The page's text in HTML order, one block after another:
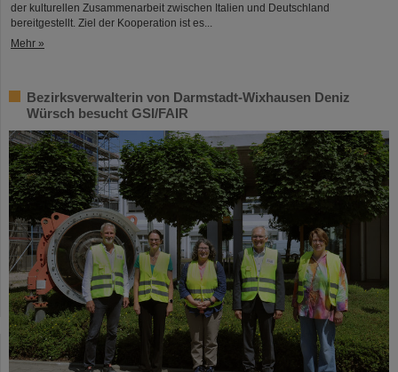
der kulturellen Zusammenarbeit zwischen Italien und Deutschland
bereitgestellt. Ziel der Kooperation ist es...
Mehr »
Bezirksverwalterin von Darmstadt-Wixhausen Deniz
Würsch besucht GSI/FAIR